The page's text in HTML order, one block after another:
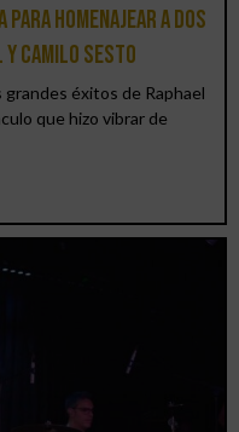
para homenajear a dos
Camilo Sesto
éxitos de Raphael
que hizo vibrar de